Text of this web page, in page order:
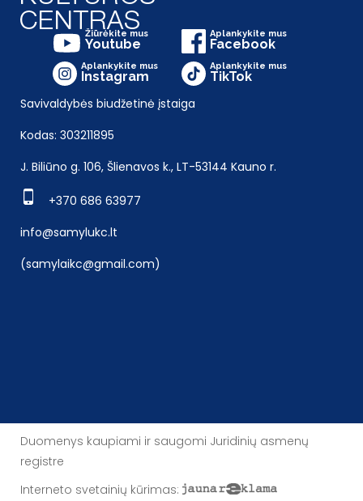
Žiūrėkite mus
Youtube
Aplankykite mus
Facebook
Aplankykite mus
Instagram
Aplankykite mus
TikTok
Savivaldybės biudžetinė įstaiga
Kodas: 303211895
J. Biliūno g. 106, Šlienavos k., LT-53144 Kauno r.
+370 686 63977
info@samylukc.lt
(samylaikc@gmail.com)
Duomenys kaupiami ir saugomi Juridinių asmenų
registre
Interneto svetainių kūrimas: